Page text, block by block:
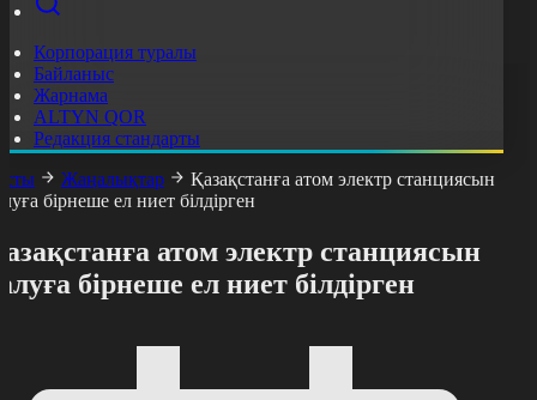
Корпорация туралы
Байланыс
Жарнама
ALTYN QOR
Редакция стандарты
Жаңалықтар
Қазақстанға атом электр станциясын
бірнеше ел ниет білдірген
атом электр станциясын
бірнеше ел ниет білдірген